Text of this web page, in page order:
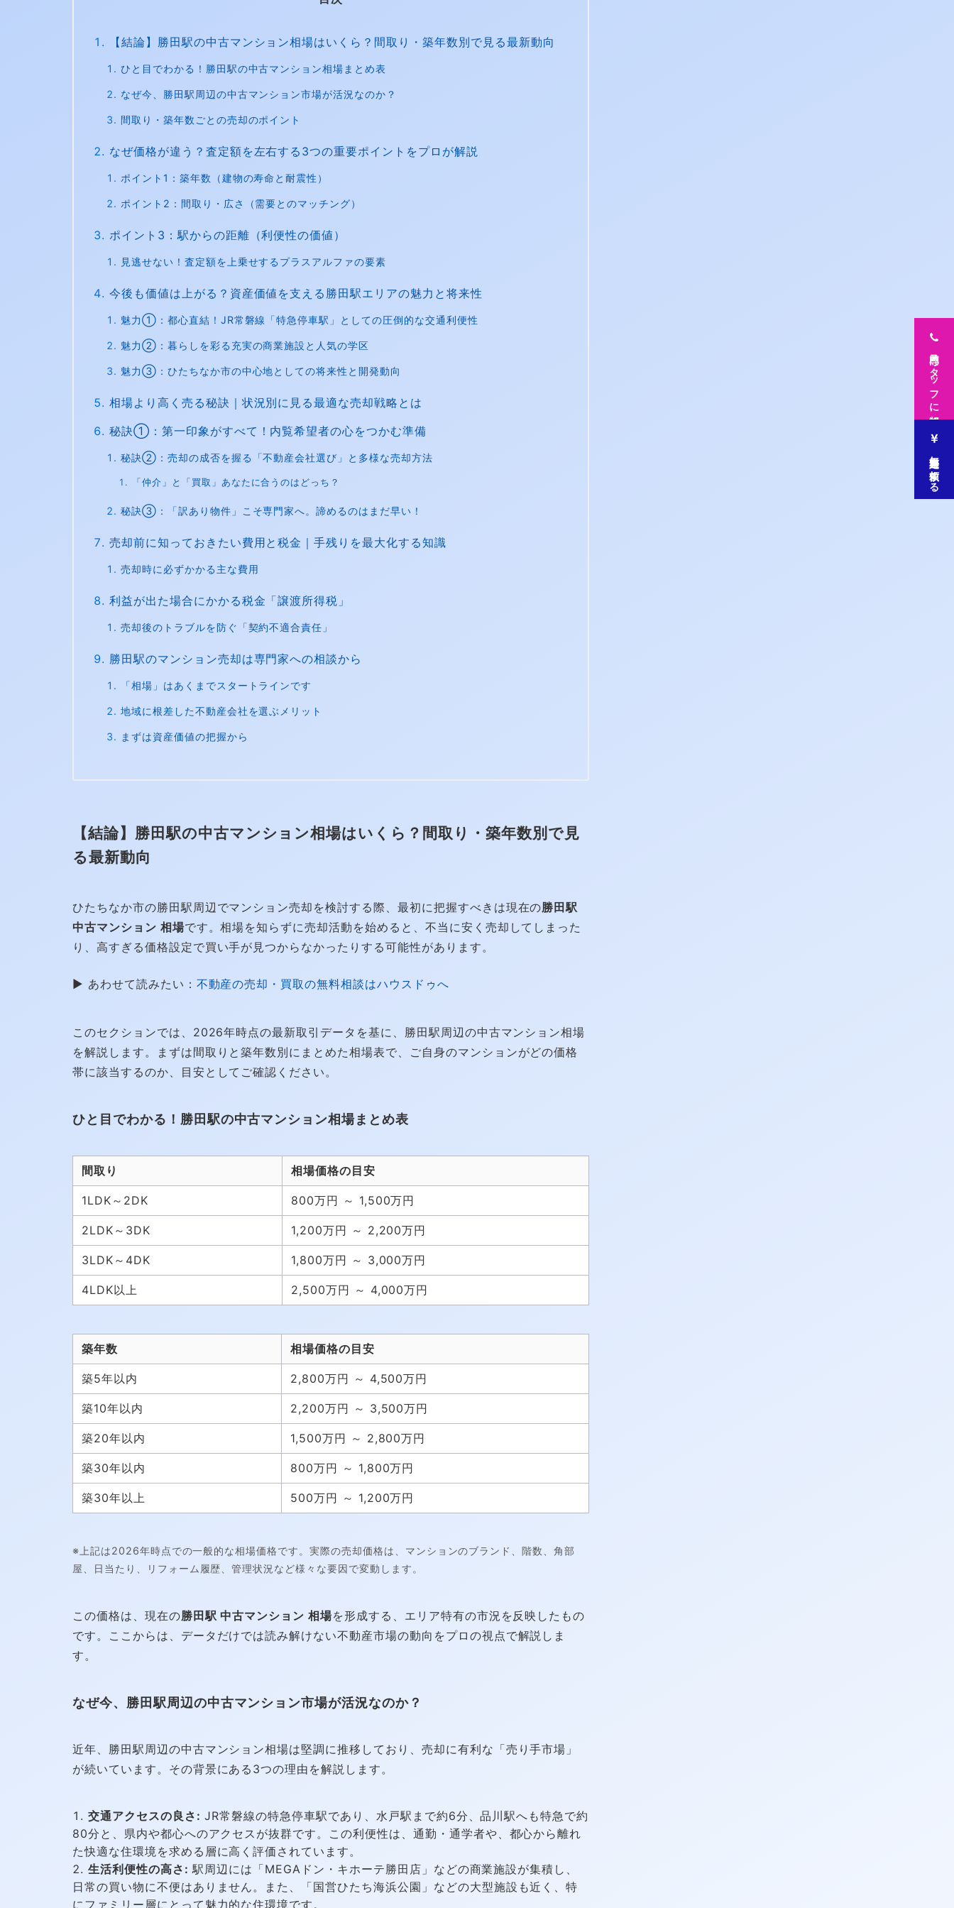
【結論】勝田駅の中古マンション相場はいくら？間取り・築年数別で見る最新動向
ひと目でわかる！勝田駅の中古マンション相場まとめ表
なぜ今、勝田駅周辺の中古マンション市場が活況なのか？
間取り・築年数ごとの売却のポイント
なぜ価格が違う？査定額を左右する3つの重要ポイントをプロが解説
ポイント1：築年数（建物の寿命と耐震性）
ポイント2：間取り・広さ（需要とのマッチング）
ポイント3：駅からの距離（利便性の価値）
見逃せない！査定額を上乗せするプラスアルファの要素
今後も価値は上がる？資産価値を支える勝田駅エリアの魅力と将来性
魅力①：都心直結！JR常磐線「特急停車駅」としての圧倒的な交通利便性
魅力②：暮らしを彩る充実の商業施設と人気の学区
魅力③：ひたちなか市の中心地としての将来性と開発動向
相場より高く売る秘訣｜状況別に見る最適な売却戦略とは
秘訣①：第一印象がすべて！内覧希望者の心をつかむ準備
秘訣②：売却の成否を握る「不動産会社選び」と多様な売却方法
「仲介」と「買取」あなたに合うのはどっち？
秘訣③：「訳あり物件」こそ専門家へ。諦めるのはまだ早い！
売却前に知っておきたい費用と税金｜手残りを最大化する知識
売却時に必ずかかる主な費用
利益が出た場合にかかる税金「譲渡所得税」
売却後のトラブルを防ぐ「契約不適合責任」
勝田駅のマンション売却は専門家への相談から
「相場」はあくまでスタートラインです
地域に根差した不動産会社を選ぶメリット
まずは資産価値の把握から
【結論】勝田駅の中古マンション相場はいくら？間取り・築年数別で見
る最新動向
ひたちなか市の勝田駅周辺でマンション売却を検討する際、最初に把握すべきは現在の勝田駅
中古マンション 相場です。相場を知らずに売却活動を始めると、不当に安く売却してしまった
り、高すぎる価格設定で買い手が見つからなかったりする可能性があります。
▶ あわせて読みたい： 不動産の売却・買取の無料相談はハウスドゥへ
このセクションでは、2026年時点の最新取引データを基に、勝田駅周辺の中古マンション相場
を解説します。まずは間取りと築年数別にまとめた相場表で、ご自身のマンションがどの価格
帯に該当するのか、目安としてご確認ください。
ひと目でわかる！勝田駅の中古マンション相場まとめ表
間取り 相場価格の目安
1LDK～2DK 800万円 ～ 1,500万円
2LDK～3DK 1,200万円 ～ 2,200万円
3LDK～4DK 1,800万円 ～ 3,000万円
4LDK以上 2,500万円 ～ 4,000万円
築年数 相場価格の目安
築5年以内 2,800万円 ～ 4,500万円
築10年以内 2,200万円 ～ 3,500万円
築20年以内 1,500万円 ～ 2,800万円
築30年以内 800万円 ～ 1,800万円
築30年以上 500万円 ～ 1,200万円
※上記は2026年時点での一般的な相場価格です。実際の売却価格は、マンションのブランド、階数、角部
屋、日当たり、リフォーム履歴、管理状況など様々な要因で変動します。
この価格は、現在の勝田駅 中古マンション 相場を形成する、エリア特有の市況を反映したもの
です。ここからは、データだけでは読み解けない不動産市場の動向をプロの視点で解説しま
す。
なぜ今、勝田駅周辺の中古マンション市場が活況なのか？
近年、勝田駅周辺の中古マンション相場は堅調に推移しており、売却に有利な「売り手市場」
が続いています。その背景にある3つの理由を解説します。
交通アクセスの良さ: JR常磐線の特急停車駅であり、水戸駅まで約6分、品川駅へも特急で約
80分と、県内や都心へのアクセスが抜群です。この利便性は、通勤・通学者や、都心から離れ
た快適な住環境を求める層に高く評価されています。
生活利便性の高さ: 駅周辺には「MEGAドン・キホーテ勝田店」などの商業施設が集積し、
日常の買い物に不便はありません。また、「国営ひたち海浜公園」などの大型施設も近く、特
にファミリー層にとって魅力的な住環境です。
専門スタッフに相談
無料査定を依頼する